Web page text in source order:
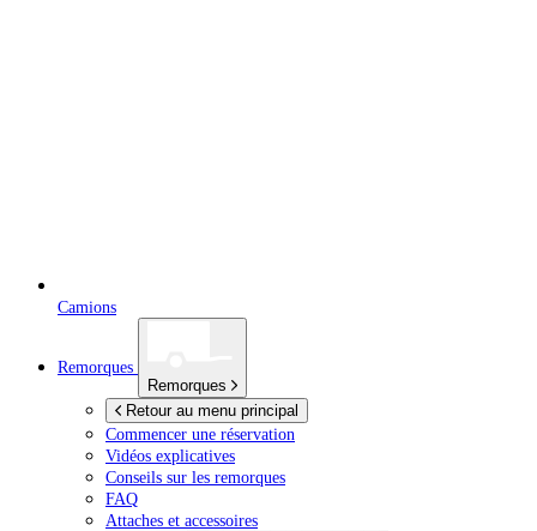
Camions
Remorques
Remorques
Retour au menu principal
Commencer une réservation
Vidéos explicatives
Conseils sur les remorques
FAQ
Attaches et accessoires